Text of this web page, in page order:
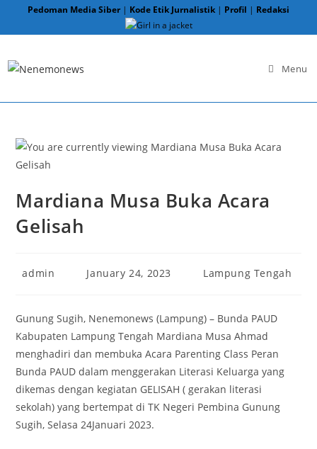
Pedoman Media Siber| Kode Etik Jurnalistik | Profil | Redaksi
Menu
Mardiana Musa Buka Acara
Gelisah
Post
admin
Post
January 24, 2023
Post
Lampung Tengah
Gunung Sugih, Nenemonews (Lampung) – Bunda PAUD
Kabupaten Lampung Tengah Mardiana Musa Ahmad
menghadiri dan membuka Acara Parenting Class Peran
Bunda PAUD dalam menggerakan Literasi Keluarga yang
dikemas dengan kegiatan GELISAH ( gerakan literasi
sekolah) yang bertempat di TK Negeri Pembina Gunung
Sugih, Selasa 24Januari 2023.